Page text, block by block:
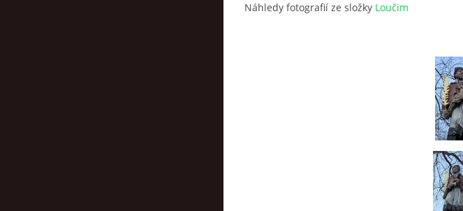
Náhledy fotografií ze složky Loučim